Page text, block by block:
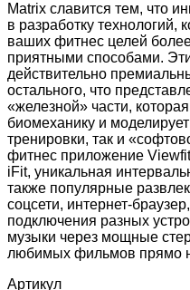
Matrix славится тем, что
в разработку технологий,
ваших фитнес целей
приятными способами.
действительно
остального, что
«железной» части,
биомеханику и
тренировки, так и
фитнес приложение
iFit, уникальная
также популярные
соцсети, интернет-
подключения разных
музыки через мощные
любимых фильмов прямо
Артикул